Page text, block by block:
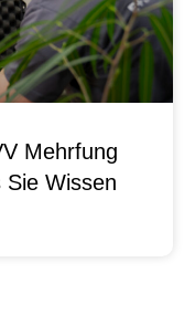
Mehrfung
Wissen